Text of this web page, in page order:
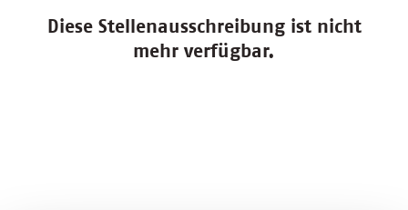
Diese Stellenausschreibung ist nicht
mehr verfügbar.